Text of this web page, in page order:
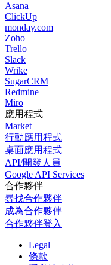
Asana
ClickUp
monday.com
Zoho
Trello
Slack
Wrike
SugarCRM
Redmine
Miro
應用程式
Market
行動應用程式
桌面應用程式
API/開發人員
Google API Services
合作夥伴
尋找合作夥伴
成為合作夥伴
合作夥伴登入
Legal
條款